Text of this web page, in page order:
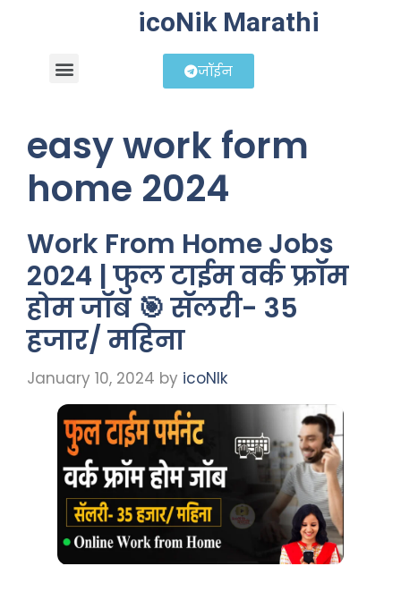
icoNik Marathi
जॉईन
easy work form
home 2024
Work From Home Jobs
2024 | फुल टाईम वर्क फ्रॉम
होम जॉब 🎯 सॅलरी- 35
हजार/ महिना
January 10, 2024 by icoNIk